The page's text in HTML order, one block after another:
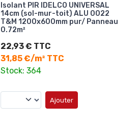
Isolant PIR IDELCO UNIVERSAL
14cm (sol-mur-toit) ALU 0022
T&M 1200x600mm pur/ Panneau
0.72m²
22,93 € TTC
31,85 €/m² TTC
Stock: 364
Ajouter